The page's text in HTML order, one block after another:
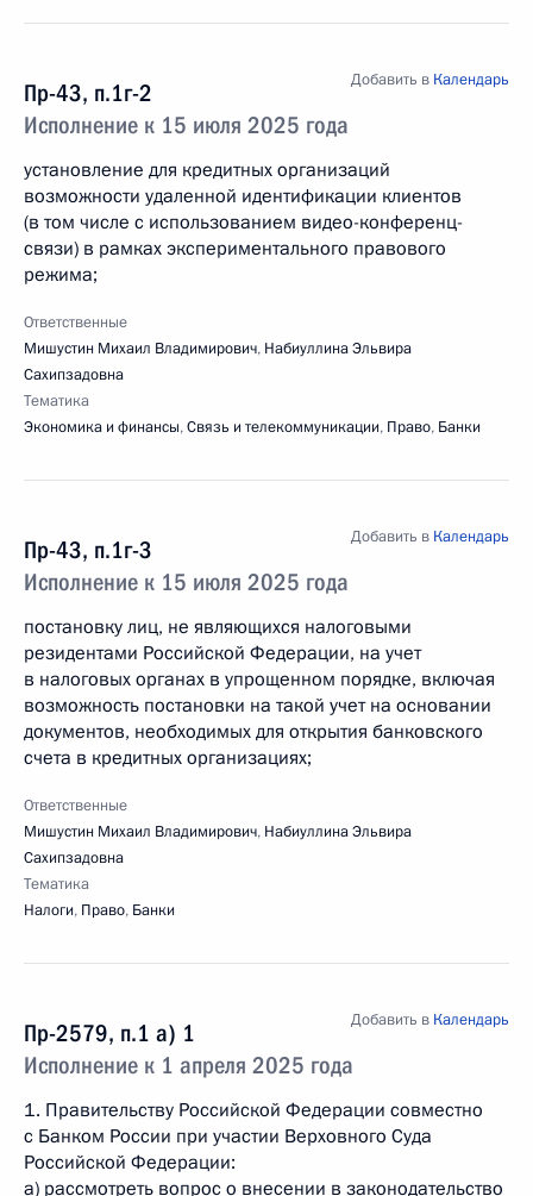
Пр-43, п.1г-2
Исполнение к 15 июля 2025 года
Добавить в Календарь
установление для кредитных организаций
возможности удаленной идентификации клиентов
(в том числе с использованием видео-конференц-
связи) в рамках экспериментального правового
режима;
Ответственные
Мишустин Михаил Владимирович, Набиуллина Эльвира
Сахипзадовна
Тематика
Экономика и финансы,Связь и телекоммуникации, Право, Банки
Пр-43, п.1г-3
Исполнение к 15 июля 2025 года
Добавить в Календарь
постановку лиц, не являющихся налоговыми
резидентами Российской Федерации, на учет
в налоговых органах в упрощенном порядке, включая
возможность постановки на такой учет на основании
документов, необходимых для открытия банковского
счета в кредитных организациях;
Ответственные
Мишустин Михаил Владимирович, Набиуллина Эльвира
Сахипзадовна
Тематика
Налоги, Право, Банки
Пр-2579, п.1 а) 1
Исполнение к 1 апреля 2025 года
Добавить в Календарь
1. Правительству Российской Федерации совместно
с Банком России при участии Верховного Суда
Российской Федерации:
а) рассмотреть вопрос о внесении в законодательство